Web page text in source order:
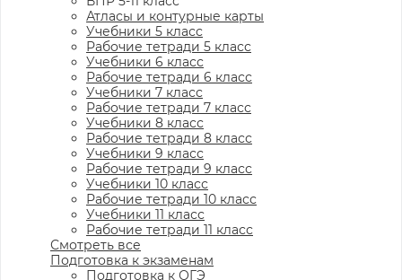
Атласы и контурные карты
Учебники 5 класс
Рабочие тетради 5 класс
Учебники 6 класс
Рабочие тетради 6 класс
Учебники 7 класс
Рабочие тетради 7 класс
Учебники 8 класс
Рабочие тетради 8 класс
Учебники 9 класс
Рабочие тетради 9 класс
Учебники 10 класс
Рабочие тетради 10 класс
Учебники 11 класс
Рабочие тетради 11 класс
Смотреть все
Подготовка к экзаменам
Подготовка к ОГЭ